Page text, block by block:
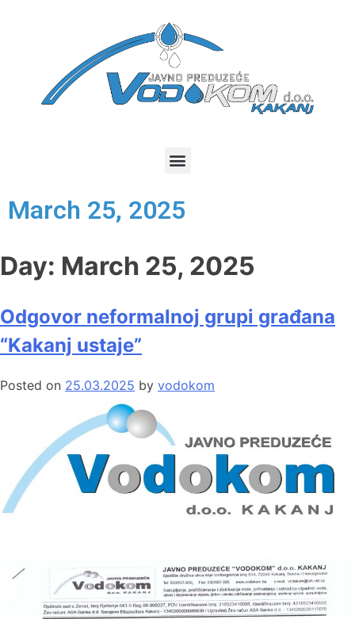
March 25, 2025
Day: March 25, 2025
Odgovor neformalnoj grupi građana
“Kakanj ustaje”
Posted on 25.03.2025 by vodokom